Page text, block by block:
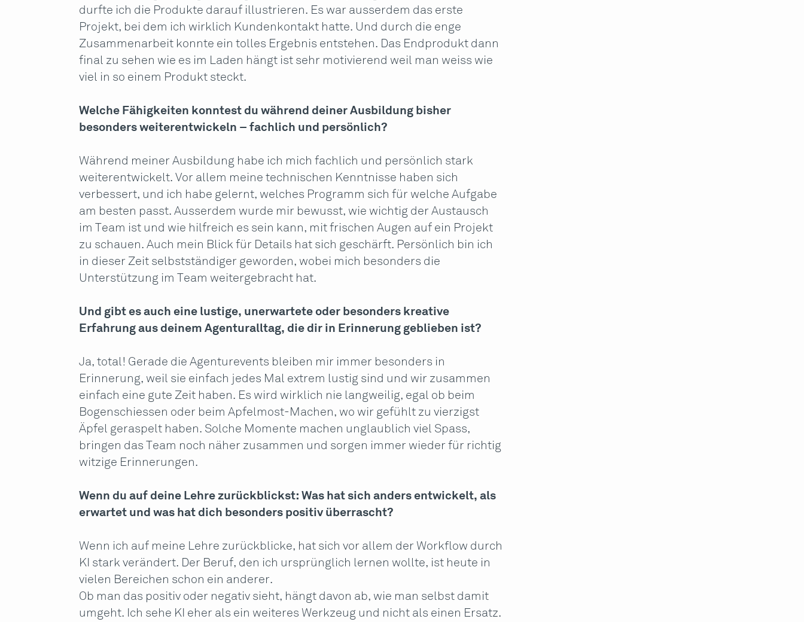
durfte ich die Produkte darauf illustrieren. Es war ausserdem das erste
Projekt, bei dem ich wirklich Kundenkontakt hatte. Und durch die enge
Zusammenarbeit konnte ein tolles Ergebnis entstehen. Das Endprodukt dann
final zu sehen wie es im Laden hängt ist sehr motivierend weil man weiss wie
viel in so einem Produkt steckt.
Welche Fähigkeiten konntest du während deiner Ausbildung bisher
besonders weiterentwickeln – fachlich und persönlich?
Während meiner Ausbildung habe ich mich fachlich und persönlich stark
weiterentwickelt. Vor allem meine technischen Kenntnisse haben sich
verbessert, und ich habe gelernt, welches Programm sich für welche Aufgabe
am besten passt. Ausserdem wurde mir bewusst, wie wichtig der Austausch
im Team ist und wie hilfreich es sein kann, mit frischen Augen auf ein Projekt
zu schauen. Auch mein Blick für Details hat sich geschärft. Persönlich bin ich
in dieser Zeit selbstständiger geworden, wobei mich besonders die
Unterstützung im Team weitergebracht hat.
Und gibt es auch eine lustige, unerwartete oder besonders kreative
Erfahrung aus deinem Agenturalltag, die dir in Erinnerung geblieben ist?
Ja, total! Gerade die Agenturevents bleiben mir immer besonders in
Erinnerung, weil sie einfach jedes Mal extrem lustig sind und wir zusammen
einfach eine gute Zeit haben. Es wird wirklich nie langweilig, egal ob beim
Bogenschiessen oder beim Apfelmost-Machen, wo wir gefühlt zu vierzigst
Äpfel geraspelt haben. Solche Momente machen unglaublich viel Spass,
bringen das Team noch näher zusammen und sorgen immer wieder für richtig
witzige Erinnerungen.
Wenn du auf deine Lehre zurückblickst: Was hat sich anders entwickelt, als
erwartet und was hat dich besonders positiv überrascht?
Wenn ich auf meine Lehre zurückblicke, hat sich vor allem der Workflow durch
KI stark verändert. Der Beruf, den ich ursprünglich lernen wollte, ist heute in
vielen Bereichen schon ein anderer.
Ob man das positiv oder negativ sieht, hängt davon ab, wie man selbst damit
umgeht. Ich sehe KI eher als ein weiteres Werkzeug und nicht als einen Ersatz.